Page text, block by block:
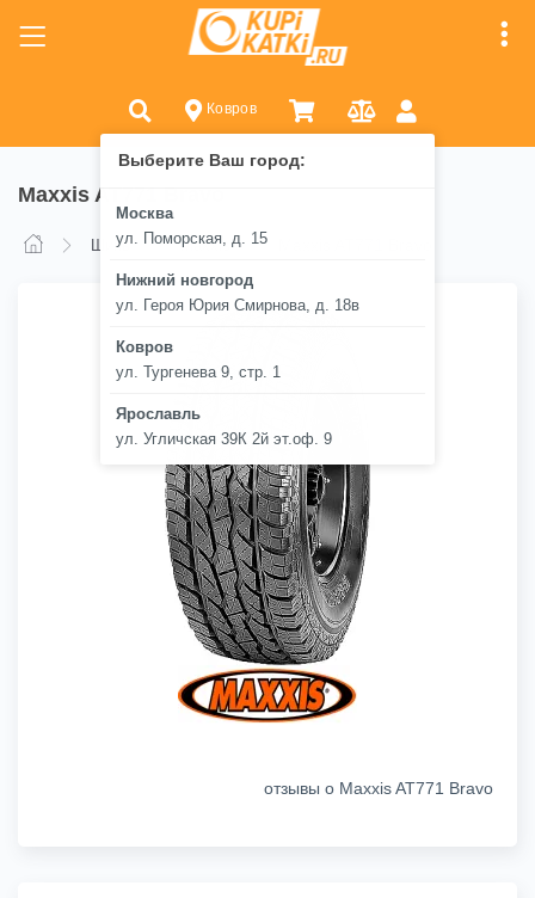
Ковров
Выберите Ваш город:
Москва
ул. Поморская, д. 15
Нижний новгород
ул. Героя Юрия Смирнова, д. 18в
Ковров
ул. Тургенева 9, стр. 1
Ярославль
ул. Угличская 39К 2й эт.оф. 9
Maxxis AT771 Bravo
Шины Maxxis
отзывы о Maxxis AT771 Bravo